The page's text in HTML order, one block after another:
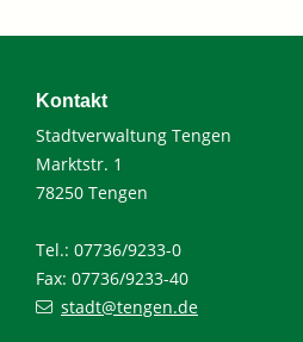
Kontakt
Stadtverwaltung Tengen
Marktstr. 1
78250 Tengen
Tel.: 07736/9233-0
Fax: 07736/9233-40
stadt@tengen.de